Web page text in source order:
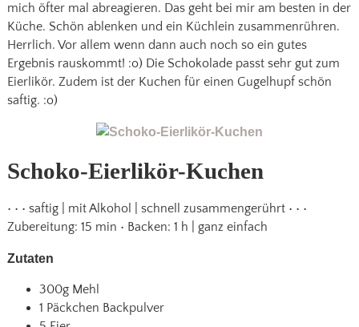
mich öfter mal abreagieren. Das geht bei mir am besten in der
Küche. Schön ablenken und ein Küchlein zusammenrühren.
Herrlich. Vor allem wenn dann auch noch so ein gutes
Ergebnis rauskommt! :o) Die Schokolade passt sehr gut zum
Eierlikör. Zudem ist der Kuchen für einen Gugelhupf schön
saftig. :o)
Schoko-Eierlikör-Kuchen
• • • saftig | mit Alkohol | schnell zusammengerührt • • •
Zubereitung: 15 min • Backen: 1 h | ganz einfach
Zutaten
300g Mehl
1 Päckchen Backpulver